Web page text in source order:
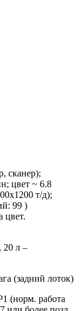
сканер);
цвет ~ 6.8
т/д);
99 )
цвет.
20 л –
(задний лоток)
(норм. работа